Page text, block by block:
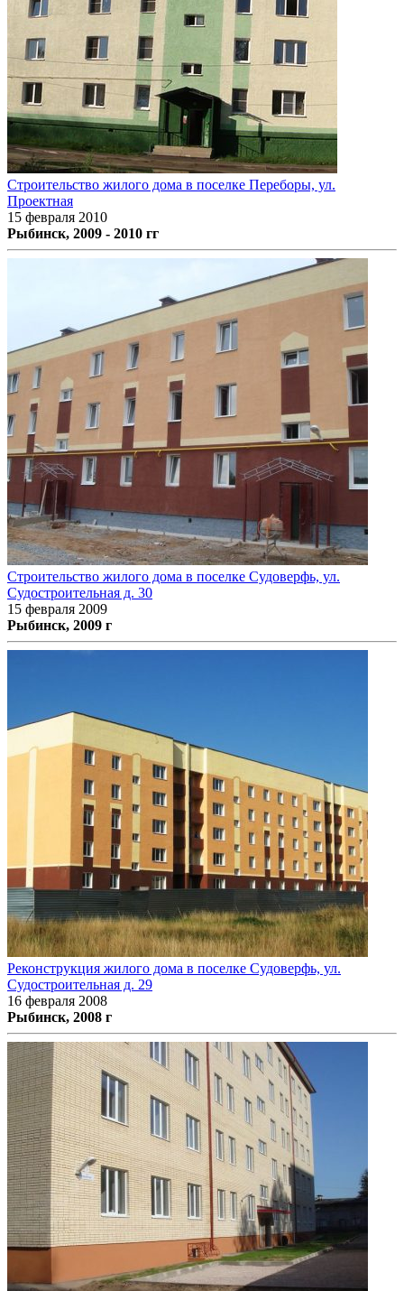
Строительство жилого дома в поселке Переборы, ул.
Проектная
15 февраля 2010
Рыбинск, 2009 - 2010 гг
Строительство жилого дома в поселке Судоверфь, ул.
Судостроительная д. 30
15 февраля 2009
Рыбинск, 2009 г
Реконструкция жилого дома в поселке Судоверфь, ул.
Судостроительная д. 29
16 февраля 2008
Рыбинск, 2008 г